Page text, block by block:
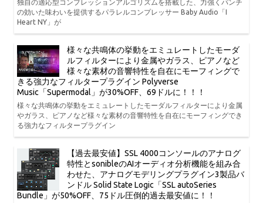
独自の適応型コンプレッションアルゴリズムを搭載した、力強くパンチ
の効いた味わいを提供するパラレルコンプレッサー Baby Audio「I
Heart NY」が
様々な共鳴体の挙動をエミュレートしたモーダ
ルフィルターにより金属やガラス、ピアノなど
様々な素材の音響特性を自在にモーフィングで
きる強力なフィルタープラグイン Polyverse
Music「Supermodal」が30%OFF、69ドルに！！！
様々な共鳴体の挙動をエミュレートしたモーダルフィルターにより金属
やガラス、ピアノなど様々な素材の音響特性を自在にモーフィングでき
る強力なフィルタープラグイン
【過去最安値】SSL 4000コンソールのアナログ
特性とsonibleのAIオーディオ分析機能を組み合
わせた、アナログモデリングプラグイン3製品バ
ンドル Solid State Logic「SSL autoSeries
Bundle」が50%OFF、75ドル圧倒的過去最安値に！！